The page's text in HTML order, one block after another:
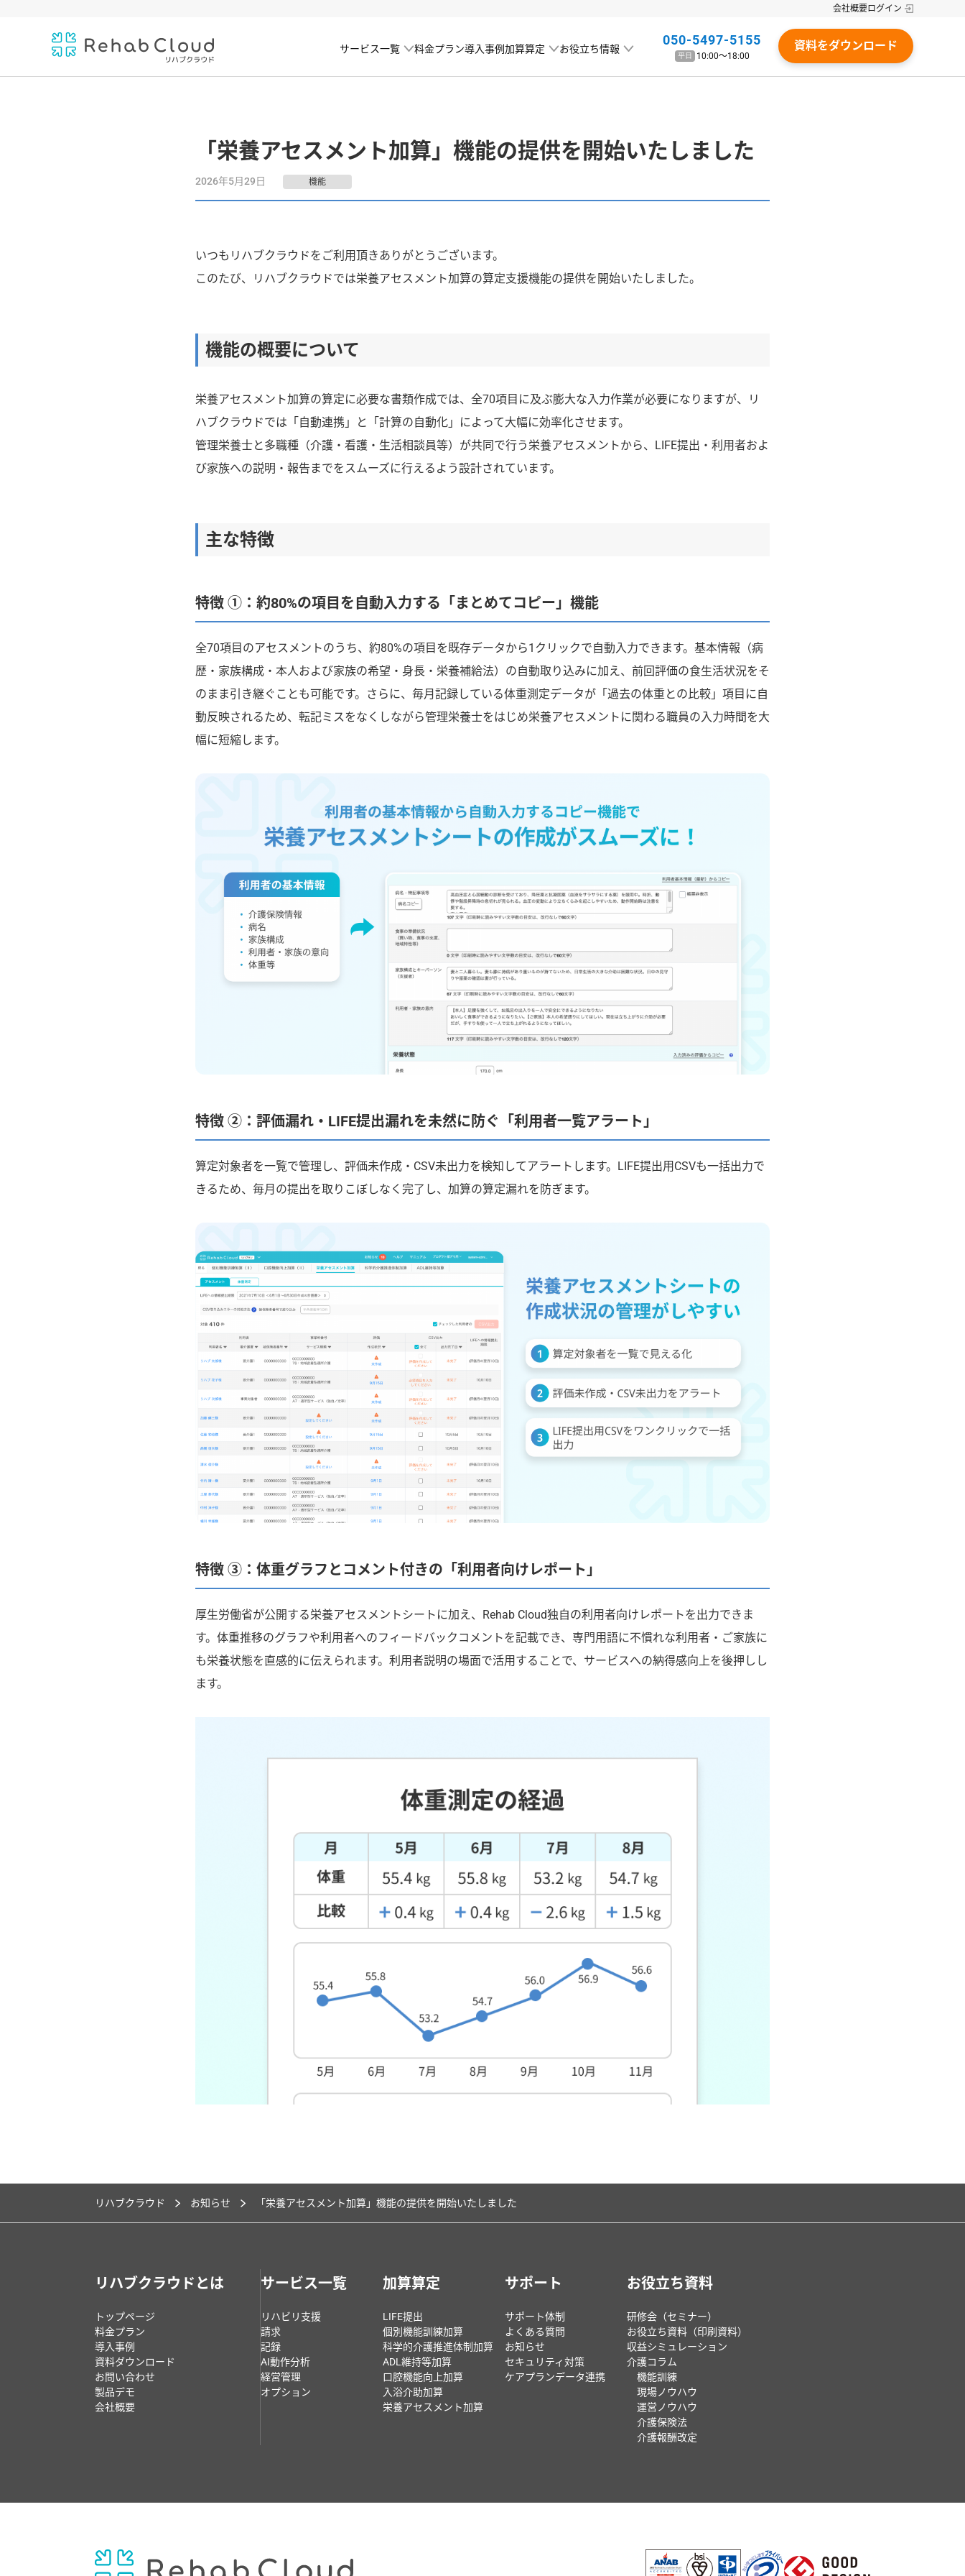
サービス一覧 料金プラン導入事例加算算定 お役立ち情報
050-5497-5155
平日 10:00〜18:00
資料をダウンロード
会社概要ログイン
「栄養アセスメント加算」機能の提供を開始いたしました
2026年5月29日 機能
いつもリハブクラウドをご利用頂きありがとうございます。
このたび、リハブクラウドでは栄養アセスメント加算の算定支援機能の提供を開始いたしました。
機能の概要について
栄養アセスメント加算の算定に必要な書類作成では、全70項目に及ぶ膨大な入力作業が必要になりますが、リ
ハブクラウドでは「自動連携」と「計算の自動化」によって大幅に効率化させます。
管理栄養士と多職種（介護・看護・生活相談員等）が共同で行う栄養アセスメントから、LIFE提出・利用者およ
び家族への説明・報告までをスムーズに行えるよう設計されています。
主な特徴
特徴 ①：約80%の項目を自動入力する「まとめてコピー」機能
全70項目のアセスメントのうち、約80%の項目を既存データから1クリックで自動入力できます。基本情報（病
歴・家族構成・本人および家族の希望・身長・栄養補給法）の自動取り込みに加え、前回評価の食生活状況をそ
のまま引き継ぐことも可能です。さらに、毎月記録している体重測定データが「過去の体重との比較」項目に自
動反映されるため、転記ミスをなくしながら管理栄養士をはじめ栄養アセスメントに関わる職員の入力時間を大
幅に短縮します。
特徴 ②：評価漏れ・LIFE提出漏れを未然に防ぐ「利用者一覧アラート」
算定対象者を一覧で管理し、評価未作成・CSV未出力を検知してアラートします。LIFE提出用CSVも一括出力で
きるため、毎月の提出を取りこぼしなく完了し、加算の算定漏れを防ぎます。
特徴 ③：体重グラフとコメント付きの「利用者向けレポート」
厚生労働省が公開する栄養アセスメントシートに加え、Rehab Cloud独自の利用者向けレポートを出力できま
す。体重推移のグラフや利用者へのフィードバックコメントを記載でき、専門用語に不慣れな利用者・ご家族に
も栄養状態を直感的に伝えられます。利用者説明の場面で活用することで、サービスへの納得感向上を後押しし
ます。
リハブクラウド お知らせ 「栄養アセスメント加算」機能の提供を開始いたしました
リハブクラウドとは
トップページ
料金プラン
導入事例
資料ダウンロード
お問い合わせ
製品デモ
会社概要
サービス一覧
リハビリ支援
請求
記録
AI動作分析
経営管理
オプション
加算算定
LIFE提出
個別機能訓練加算
科学的介護推進体制加算
ADL維持等加算
口腔機能向上加算
入浴介助加算
栄養アセスメント加算
サポート
サポート体制
よくある質問
お知らせ
セキュリティ対策
ケアプランデータ連携
お役立ち資料
研修会（セミナー）
お役立ち資料（印刷資料）
収益シミュレーション
介護コラム
機能訓練
現場ノウハウ
運営ノウハウ
介護保険法
介護報酬改定